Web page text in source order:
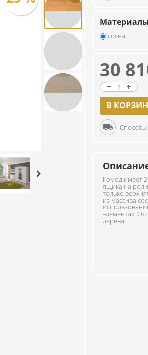
сосна
30
В
Способы
Комод имеет
ящика на
только
из массива
элементах.
дерева.